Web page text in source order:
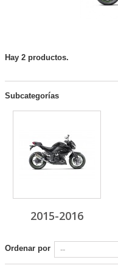
Hay 2 productos.
Subcategorías
2015-2016
Ordenar por